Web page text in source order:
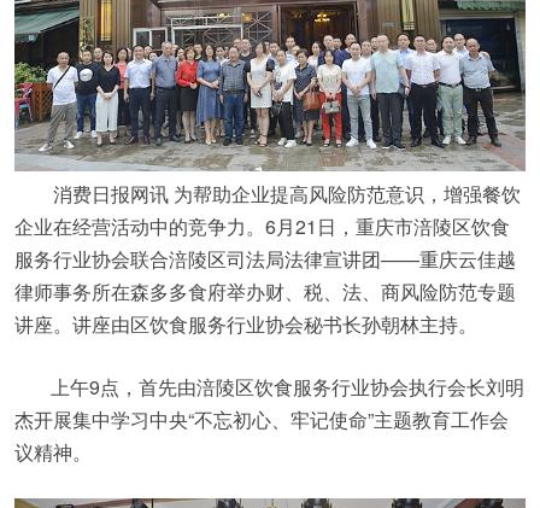
消费日报网讯 为帮助企业提高风险防范意识，增强餐饮
企业在经营活动中的竞争力。6月21日，重庆市涪陵区饮食
服务行业协会联合涪陵区司法局法律宣讲团——重庆云佳越
律师事务所在森多多食府举办财、税、法、商风险防范专题
讲座。讲座由区饮食服务行业协会秘书长孙朝林主持。
上午9点，首先由涪陵区饮食服务行业协会执行会长刘明
杰开展集中学习中央“不忘初心、牢记使命”主题教育工作会
议精神。